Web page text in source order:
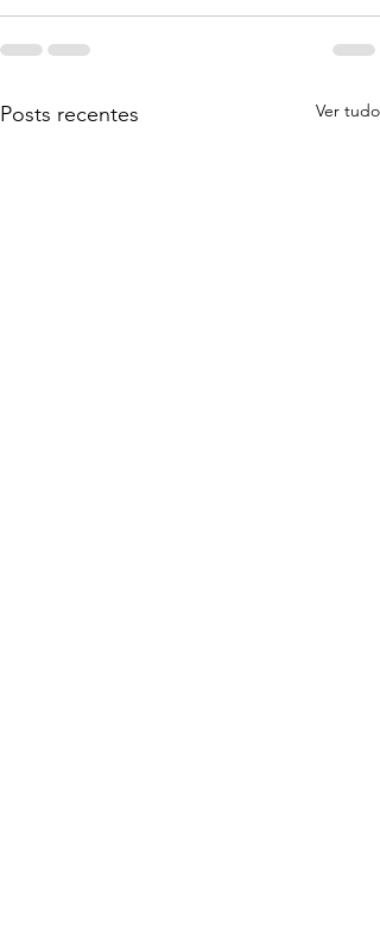
Posts recentes Ver tudo